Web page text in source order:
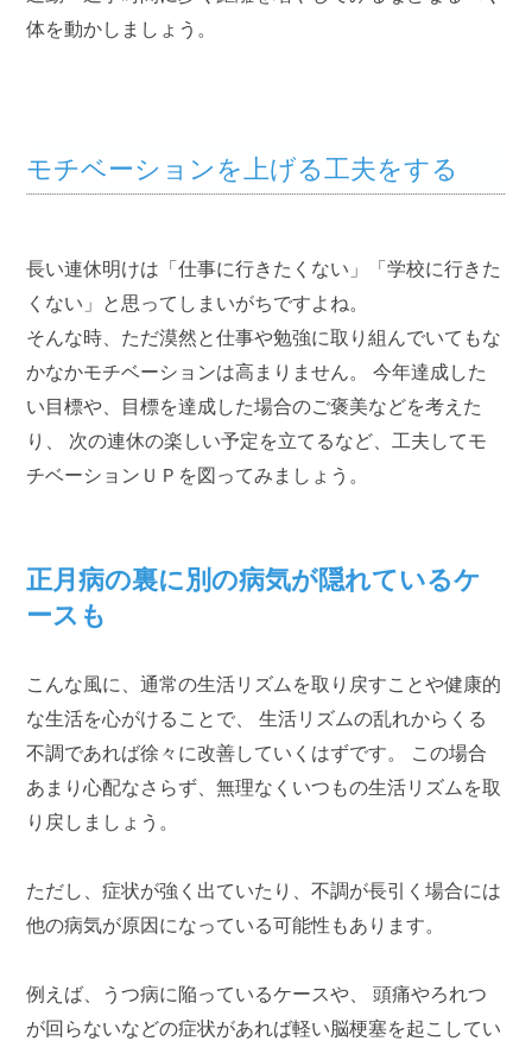
体を動かしましょう。
モチベーションを上げる工夫をする
長い連休明けは「仕事に行きたくない」「学校に行きた
くない」と思ってしまいがちですよね。
そんな時、ただ漠然と仕事や勉強に取り組んでいてもな
かなかモチベーションは高まりません。 今年達成した
い目標や、目標を達成した場合のご褒美などを考えた
り、 次の連休の楽しい予定を立てるなど、工夫してモ
チベーションＵＰを図ってみましょう。
正月病の裏に別の病気が隠れているケ
ースも
こんな風に、通常の生活リズムを取り戻すことや健康的
な生活を心がけることで、 生活リズムの乱れからくる
不調であれば徐々に改善していくはずです。 この場合
あまり心配なさらず、無理なくいつもの生活リズムを取
り戻しましょう。
ただし、症状が強く出ていたり、不調が長引く場合には
他の病気が原因になっている可能性もあります。
例えば、うつ病に陥っているケースや、 頭痛やろれつ
が回らないなどの症状があれば軽い脳梗塞を起こしてい